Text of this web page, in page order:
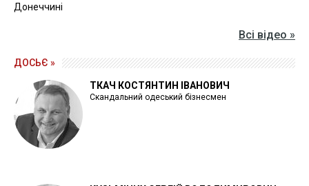
Донеччині
Всі відео »
ДОСЬЄ »
ТКАЧ КОСТЯНТИН ІВАНОВИЧ
Скандальний одеський бізнесмен